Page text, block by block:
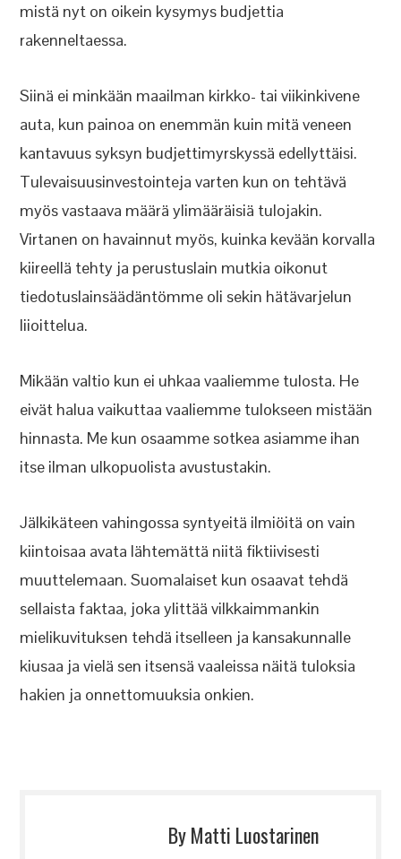
mistä nyt on oikein kysymys budjettia
rakenneltaessa.
Siinä ei minkään maailman kirkko- tai viikinkivene
auta, kun painoa on enemmän kuin mitä veneen
kantavuus syksyn budjettimyrskyssä edellyttäisi.
Tulevaisuusinvestointeja varten kun on tehtävä
myös vastaava määrä ylimääräisiä tulojakin.
Virtanen on havainnut myös, kuinka kevään korvalla
kiireellä tehty ja perustuslain mutkia oikonut
tiedotuslainsäädäntömme oli sekin hätävarjelun
liioittelua.
Mikään valtio kun ei uhkaa vaaliemme tulosta. He
eivät halua vaikuttaa vaaliemme tulokseen mistään
hinnasta. Me kun osaamme sotkea asiamme ihan
itse ilman ulkopuolista avustustakin.
Jälkikäteen vahingossa syntyeitä ilmiöitä on vain
kiintoisaa avata lähtemättä niitä fiktiivisesti
muuttelemaan. Suomalaiset kun osaavat tehdä
sellaista faktaa, joka ylittää vilkkaimmankin
mielikuvituksen tehdä itselleen ja kansakunnalle
kiusaa ja vielä sen itsensä vaaleissa näitä tuloksia
hakien ja onnettomuuksia onkien.
By Matti Luostarinen